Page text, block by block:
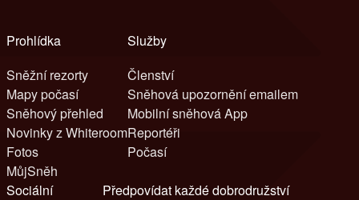
Prohlídka
Sněžní rezorty
Mapy počasí
Sněhový přehled
Novinky z Whiteroom
Fotos
MůjSněh
Služby
Členství
Sněhová upozornění emailem
Mobilní sněhová App
Reportéři
Počasí
Sociální
Předpovídat každé dobrodružství